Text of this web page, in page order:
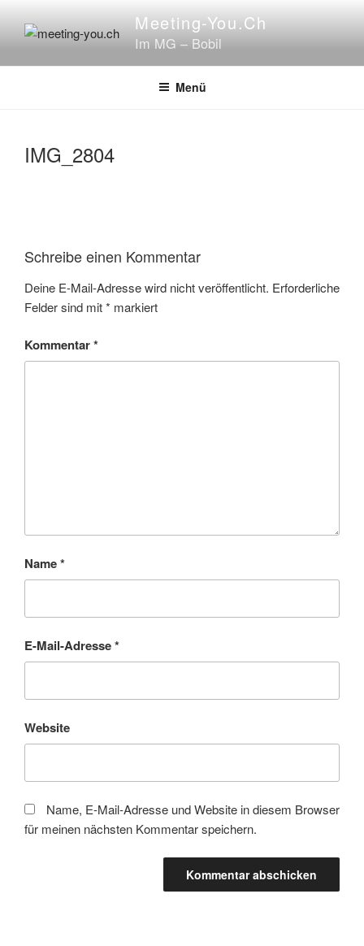
Inhalt
Meeting-You.ch
Im MG – Bobil
Menü
IMG_2804
Schreibe einen Kommentar
Deine E-Mail-Adresse wird nicht veröffentlicht. Erforderliche
Felder sind mit* markiert
Kommentar*
Name*
E-Mail-Adresse*
Website
Name, E-Mail-Adresse und Website in diesem Browser
für meinen nächsten Kommentar speichern.